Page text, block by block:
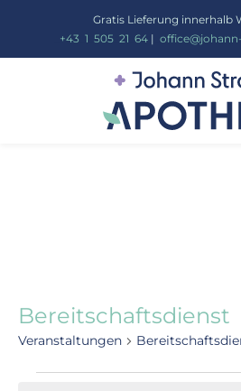
Gratis Lieferung innerhalb
+43 1 505_ 21 64|
Bereitschaftsdienst
Veranstaltungen